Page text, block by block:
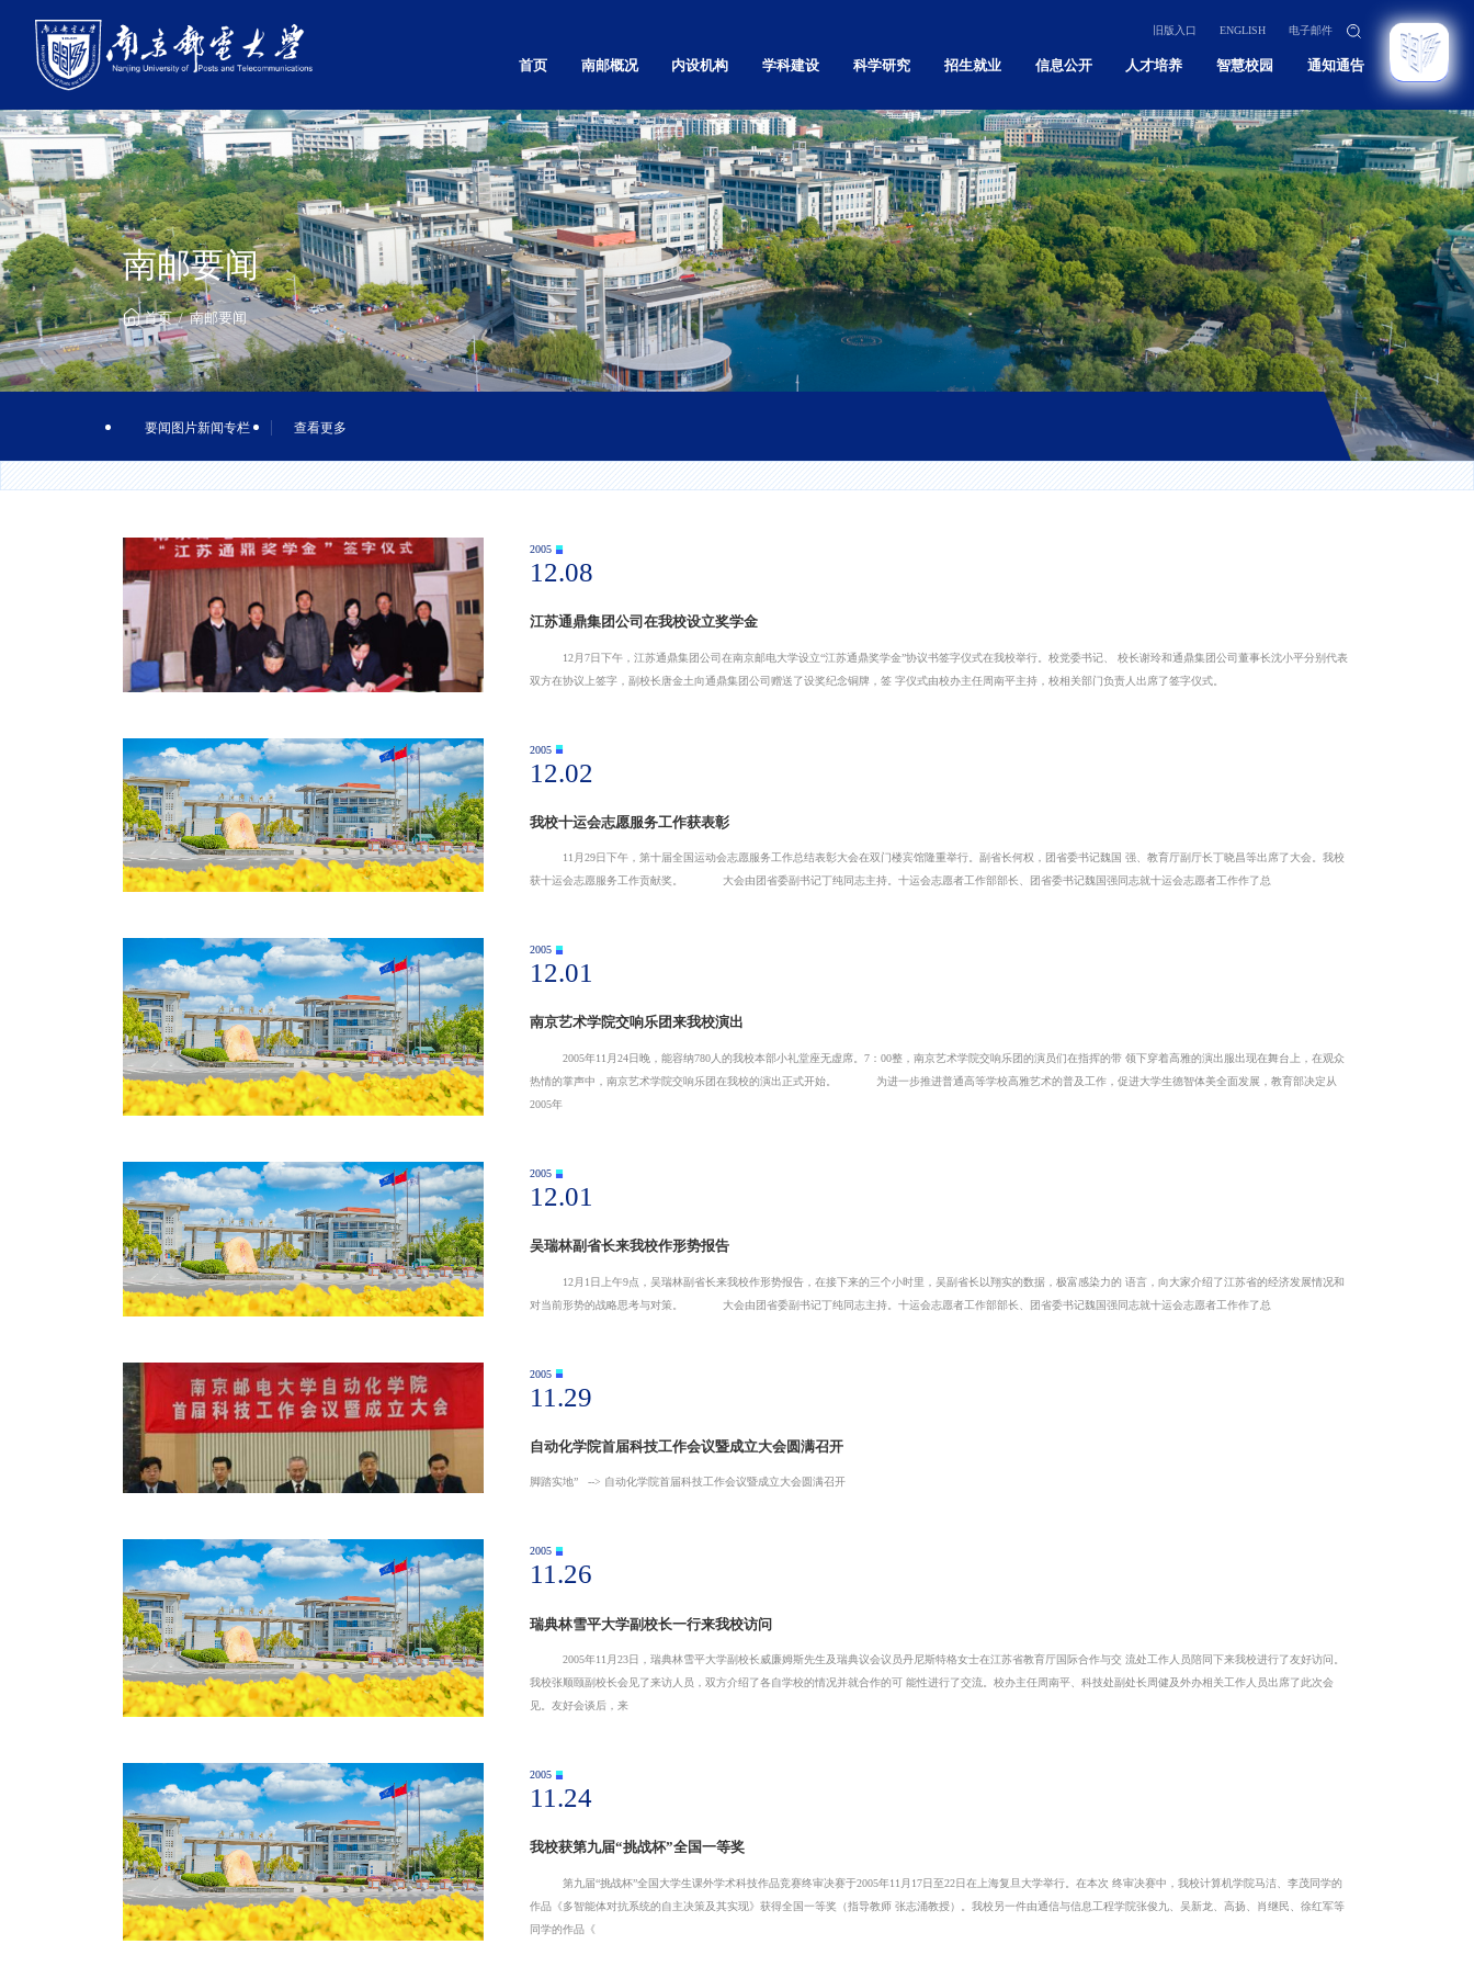
旧版入口 ENGLISH 电子邮件
首页 南邮概况
学校章程
南邮精神
校标校训
南邮校史
南邮校歌
现任领导
视频展播
校园实景漫游
校园景色
校区地图
内设机构
教学机构
基层党的组织
科研机构
直属单位和其他
独立学院
学科建设 科学研究
社会科学研究
高等教育研究
科技基础条件平台
学术刊物
招生就业
研究生招生
留学生招生
继续教育招生
就业信息网
信息公开 人才培养
研究生
留学生
继续教育
实验教学示范中心
教学质量监控与评估
智慧校园 通知通告
南邮要闻
首页 南邮要闻
要闻图片新闻专栏 查看更多
2005
12.08
江苏通鼎集团公司在我校设立奖学金
12月7日下午，江苏通鼎集团公司在南京邮电大学设立“江苏通鼎奖学金”协议书签字仪式在我校举行。校党委书记、 校长谢玲和通鼎集团公司董事长沈小平分别代表
双方在协议上签字，副校长唐金土向通鼎集团公司赠送了设奖纪念铜牌，签 字仪式由校办主任周南平主持，校相关部门负责人出席了签字仪式。
2005
12.02
我校十运会志愿服务工作获表彰
11月29日下午，第十届全国运动会志愿服务工作总结表彰大会在双门楼宾馆隆重举行。副省长何权，团省委书记魏国 强、教育厅副厅长丁晓昌等出席了大会。我校
获十运会志愿服务工作贡献奖。 大会由团省委副书记丁纯同志主持。十运会志愿者工作部部长、团省委书记魏国强同志就十运会志愿者工作作了总
2005
12.01
南京艺术学院交响乐团来我校演出
2005年11月24日晚，能容纳780人的我校本部小礼堂座无虚席。7：00整，南京艺术学院交响乐团的演员们在指挥的带 领下穿着高雅的演出服出现在舞台上，在观众
热情的掌声中，南京艺术学院交响乐团在我校的演出正式开始。 为进一步推进普通高等学校高雅艺术的普及工作，促进大学生德智体美全面发展，教育部决定从
2005年
2005
12.01
吴瑞林副省长来我校作形势报告
12月1日上午9点，吴瑞林副省长来我校作形势报告，在接下来的三个小时里，吴副省长以翔实的数据，极富感染力的 语言，向大家介绍了江苏省的经济发展情况和
对当前形势的战略思考与对策。 大会由团省委副书记丁纯同志主持。十运会志愿者工作部部长、团省委书记魏国强同志就十运会志愿者工作作了总
2005
11.29
自动化学院首届科技工作会议暨成立大会圆满召开
脚踏实地” --> 自动化学院首届科技工作会议暨成立大会圆满召开
2005
11.26
瑞典林雪平大学副校长一行来我校访问
2005年11月23日，瑞典林雪平大学副校长威廉姆斯先生及瑞典议会议员丹尼斯特格女士在江苏省教育厅国际合作与交 流处工作人员陪同下来我校进行了友好访问。
我校张顺颐副校长会见了来访人员，双方介绍了各自学校的情况并就合作的可 能性进行了交流。校办主任周南平、科技处副处长周健及外办相关工作人员出席了此次会
见。友好会谈后，来
2005
11.24
我校获第九届“挑战杯”全国一等奖
第九届“挑战杯”全国大学生课外学术科技作品竞赛终审决赛于2005年11月17日至22日在上海复旦大学举行。在本次 终审决赛中，我校计算机学院马洁、李茂同学的
作品《多智能体对抗系统的自主决策及其实现》获得全国一等奖（指导教师 张志涌教授）。我校另一件由通信与信息工程学院张俊九、吴新龙、高扬、肖继民、徐红军等
同学的作品《